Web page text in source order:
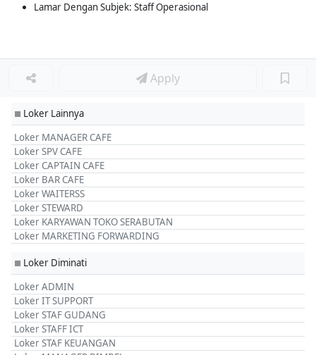
Lamar Dengan Subjek: Staff Operasional
Apply
■ Loker Lainnya
Loker MANAGER CAFE
Loker SPV CAFE
Loker CAPTAIN CAFE
Loker BAR CAFE
Loker WAITERSS
Loker STEWARD
Loker KARYAWAN TOKO SERABUTAN
Loker MARKETING FORWARDING
■ Loker Diminati
Loker ADMIN
Loker IT SUPPORT
Loker STAF GUDANG
Loker STAFF ICT
Loker STAF KEUANGAN